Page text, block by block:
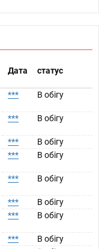
Дата статус
*** В обігу
*** В обігу
***
В обігу
*** В обігу
*** В обігу
***
В обігу
*** В обігу
***
В обігу